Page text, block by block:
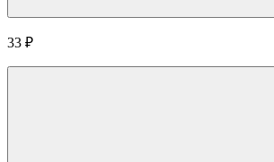
33 ₽